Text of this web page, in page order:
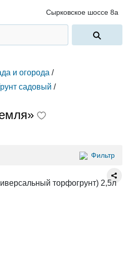
Сырковское шоссе 8а
и огорода /
садовый /
Фильтр